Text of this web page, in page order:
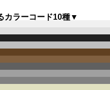
カラーコード10種▼